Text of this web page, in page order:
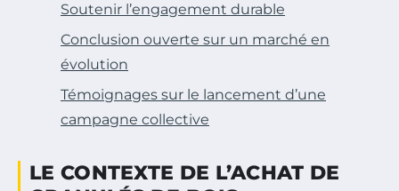
Soutenir l’engagement durable
Conclusion ouverte sur un marché en
évolution
Témoignages sur le lancement d’une
campagne collective
LE CONTEXTE DE L’ACHAT DE